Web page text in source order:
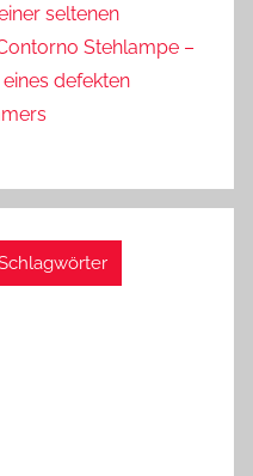
seltenen
Stehlampe –
defekten